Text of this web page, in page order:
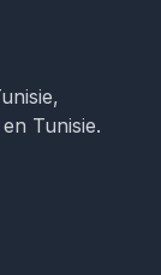
Tunisie.